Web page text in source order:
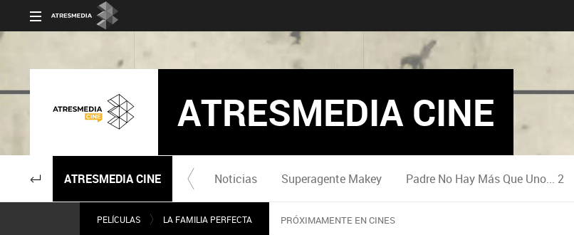
ATRESMEDIA CINE
ATRESMEDIA CINE Noticias Superagente Makey Padre No Hay Más Que Uno... 2
PELÍCULAS LA FAMILIA PERFECTA PRÓXIMAMENTE EN CINES